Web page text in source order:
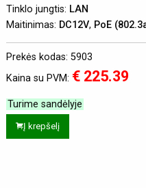
Tinklo jungtis: LAN
Maitinimas: DC12V, PoE
Prekės kodas: 5903
Kaina su PVM: € 225.39
Turime sandėlyje
Į krepšelį